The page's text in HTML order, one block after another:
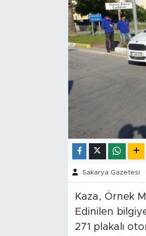
Sakarya Gazetesi
Kaza, Örnek
Edinilen
271 plakalı
Resmi İlanlar
Foto Şaka